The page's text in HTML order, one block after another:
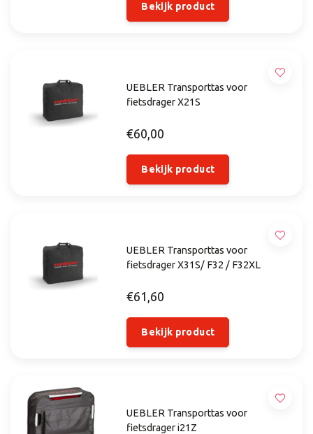
Bekijk product
UEBLER Transporttas voor
fietsdrager X21S
€60,00
Bekijk product
UEBLER Transporttas voor
fietsdrager X31S/ F32 / F32XL
€61,60
Bekijk product
UEBLER Transporttas voor
fietsdrager i21Z